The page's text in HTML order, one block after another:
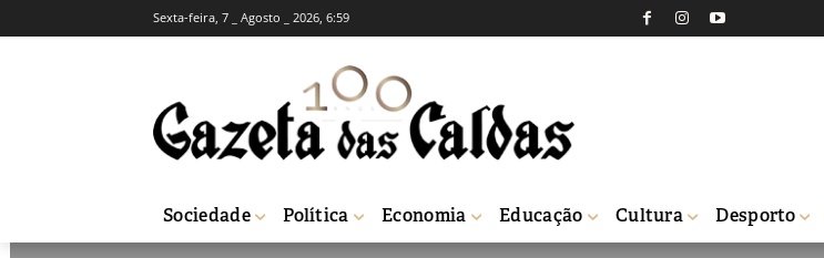
Sexta-feira, 7 _ Agosto _ 2026, 6:59
Sociedade Política Economia Educação Cultura Desporto